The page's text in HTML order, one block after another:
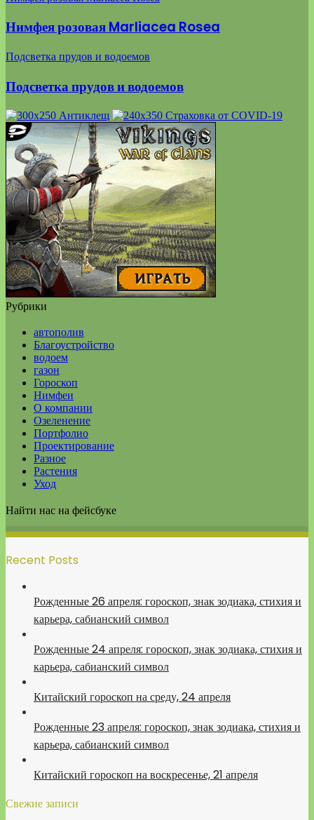
Нимфея розовая Marliacea Rosea
Подсветка прудов и водоемов
Подсветка прудов и водоемов
Рубрики
автополив
Благоустройство
водоем
газон
Гороскоп
Нимфеи
О компании
Озеленение
Портфолио
Проектирование
Разное
Растения
Уход
Найти нас на фейсбуке
Recent Posts
Рожденные 26 апреля: гороскоп, знак зодиака, стихия и
карьера, сабианский символ
Рожденные 24 апреля: гороскоп, знак зодиака, стихия и
карьера, сабианский символ
Китайский гороскоп на среду, 24 апреля
Рожденные 23 апреля: гороскоп, знак зодиака, стихия и
карьера, сабианский символ
Китайский гороскоп на воскресенье, 21 апреля
Свежие записи